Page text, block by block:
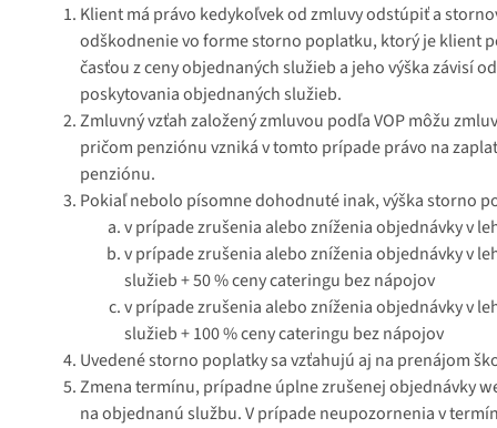
Klient má právo kedykoľvek od zmluvy odstúpiť a
odškodnenie vo forme storno poplatku, ktorý je klient
časťou z ceny objednaných služieb a jeho výška závisí
poskytovania objednaných služieb.
Zmluvný vzťah založený zmluvou podľa VOP môžu
pričom penziónu vzniká v tomto prípade právo na
penziónu.
Pokiaľ nebolo písomne dohodnuté inak, výška storno
v prípade zrušenia alebo zníženia objednávky v
v prípade zrušenia alebo zníženia objednávky v
služieb + 50 % ceny cateringu bez nápojov
v prípade zrušenia alebo zníženia objednávky v
služieb + 100 % ceny cateringu bez nápojov
Uvedené storno poplatky sa vzťahujú aj na prenájom
Zmena termínu, prípadne úplne zrušenej objednávky
na objednanú službu. V prípade neupozornenia v